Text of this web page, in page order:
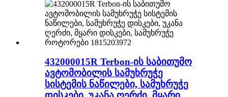
432000015R Terbon-ის საბითუმო
ავტომობილის სამუხრუჭე
სისტემის ნაწილები, სამუხრუჭე